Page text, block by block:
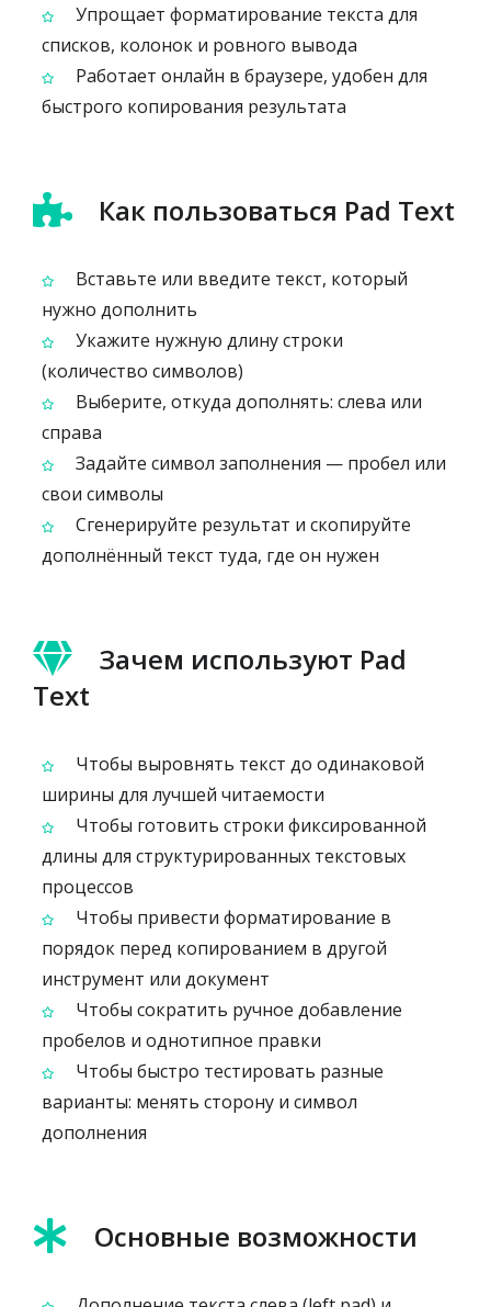
Упрощает форматирование текста для
списков, колонок и ровного вывода
Работает онлайн в браузере, удобен для
быстрого копирования результата
Как пользоваться Pad Text
Вставьте или введите текст, который
нужно дополнить
Укажите нужную длину строки
(количество символов)
Выберите, откуда дополнять: слева или
справа
Задайте символ заполнения — пробел или
свои символы
Сгенерируйте результат и скопируйте
дополнённый текст туда, где он нужен
Зачем используют Pad
Text
Чтобы выровнять текст до одинаковой
ширины для лучшей читаемости
Чтобы готовить строки фиксированной
длины для структурированных текстовых
процессов
Чтобы привести форматирование в
порядок перед копированием в другой
инструмент или документ
Чтобы сократить ручное добавление
пробелов и однотипное правки
Чтобы быстро тестировать разные
варианты: менять сторону и символ
дополнения
Основные возможности